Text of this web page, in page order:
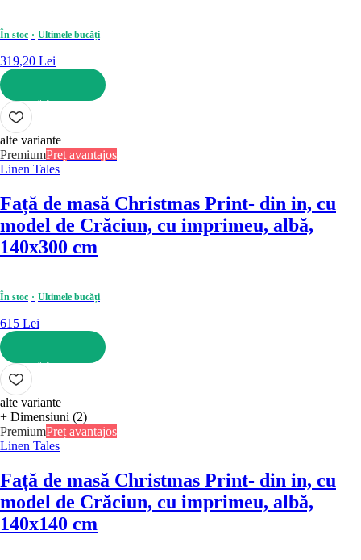
În stoc Ultimele bucăți
319,20 Lei
ADAUGĂ ÎN COȘ
alte variante
PremiumPreț avantajos
Linen Tales
Față de masă Christmas Print- din in, cu
model de Crăciun, cu imprimeu, albă,
140x300 cm
În stoc Ultimele bucăți
615 Lei
ADAUGĂ ÎN COȘ
alte variante
+ Dimensiuni (2)
PremiumPreț avantajos
Linen Tales
Față de masă Christmas Print- din in, cu
model de Crăciun, cu imprimeu, albă,
140x140 cm